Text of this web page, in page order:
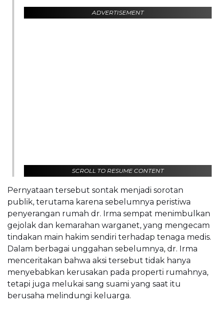
ADVERTISEMENT
SCROLL TO RESUME CONTENT
Pernyataan tersebut sontak menjadi sorotan
publik, terutama karena sebelumnya peristiwa
penyerangan rumah dr. Irma sempat menimbulkan
gejolak dan kemarahan warganet, yang mengecam
tindakan main hakim sendiri terhadap tenaga medis.
Dalam berbagai unggahan sebelumnya, dr. Irma
menceritakan bahwa aksi tersebut tidak hanya
menyebabkan kerusakan pada properti rumahnya,
tetapi juga melukai sang suami yang saat itu
berusaha melindungi keluarga.